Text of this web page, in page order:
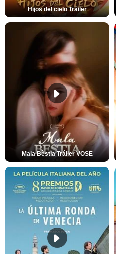
Hijos del cielo Tráiler
Mala Bèstia Tráiler VOSE